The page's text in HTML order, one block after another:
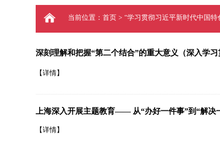
当前位置：首页 > “学习贯彻习近平新时代中国
深刻理解和把握“第二个结合”的重大意义（深入学
【详情】
上海深入开展主题教育—— 从“办好一件事”到“解决
【详情】